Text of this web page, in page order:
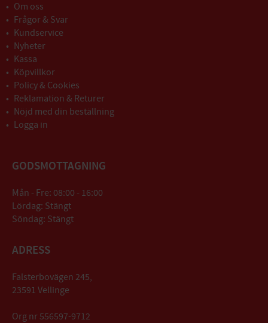
Om oss
Frågor & Svar
Kundservice
Nyheter
Kassa
Köpvillkor
Policy & Cookies
Reklamation & Returer
Nöjd med din beställning
Logga in
GODSMOTTAGNING
Mån - Fre: 08:00 - 16:00
Lördag: Stängt
Söndag: Stängt
ADRESS
Falsterbovägen 245,
23591 Vellinge
Org nr 556597-9712